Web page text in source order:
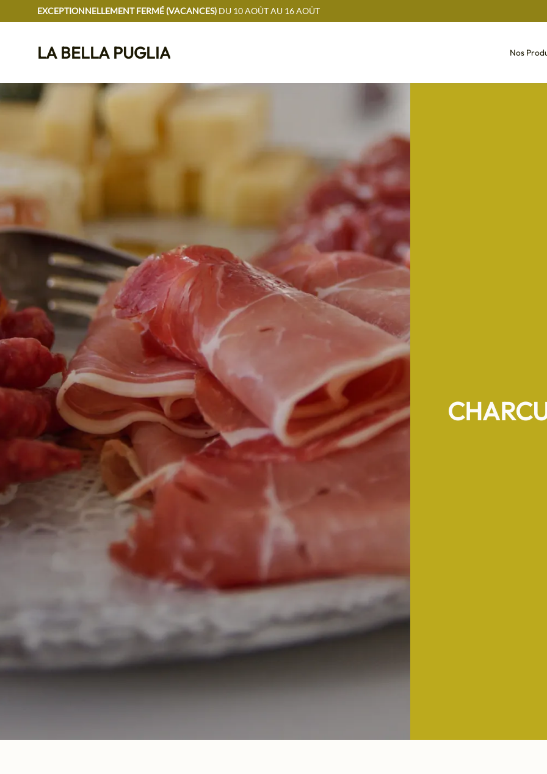
EXCEPTIONNELLEMENT FERMÉ (VACANCES)DU 10 AOÛT AU 16 AOÛT
LA BELLA PUGLIA Nos